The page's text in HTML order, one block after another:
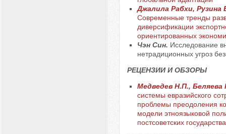
Джалила Рабхи, Рузина
Современные тренды
диверсификации
ориентированных
Чэн Син. Исследование
нетрадиционных угроз
РЕЦЕНЗИИ И ОБЗОРЫ
Медведев Н.П.,
системы евразийского
проблемы преодоления
модели этноязыковой
постсоветских